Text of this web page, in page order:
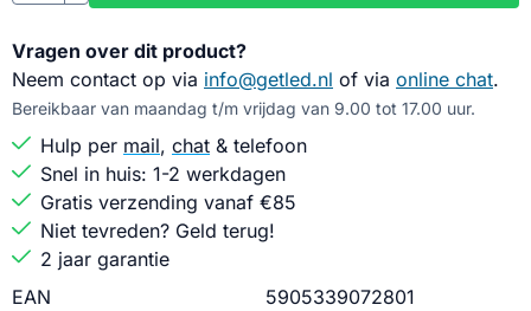
Vragen over dit product?
Neem contact op via info@getled.nl of via online chat.
Bereikbaar van maandag t/m vrijdag van 9.00 tot 17.00 uur.
Hulp per mail, chat & telefoon
Snel in huis: 1-2 werkdagen
Gratis verzending vanaf €85
Niet tevreden? Geld terug!
2 jaar garantie
EAN
5905339072801